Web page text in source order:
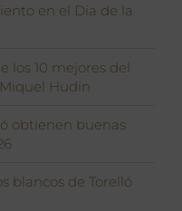
en el Dia de la
los 10 mejores del
Hudin
obtienen buenas
blancos de Torelló